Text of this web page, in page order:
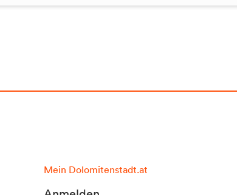
Mein Dolomitenstadt.at